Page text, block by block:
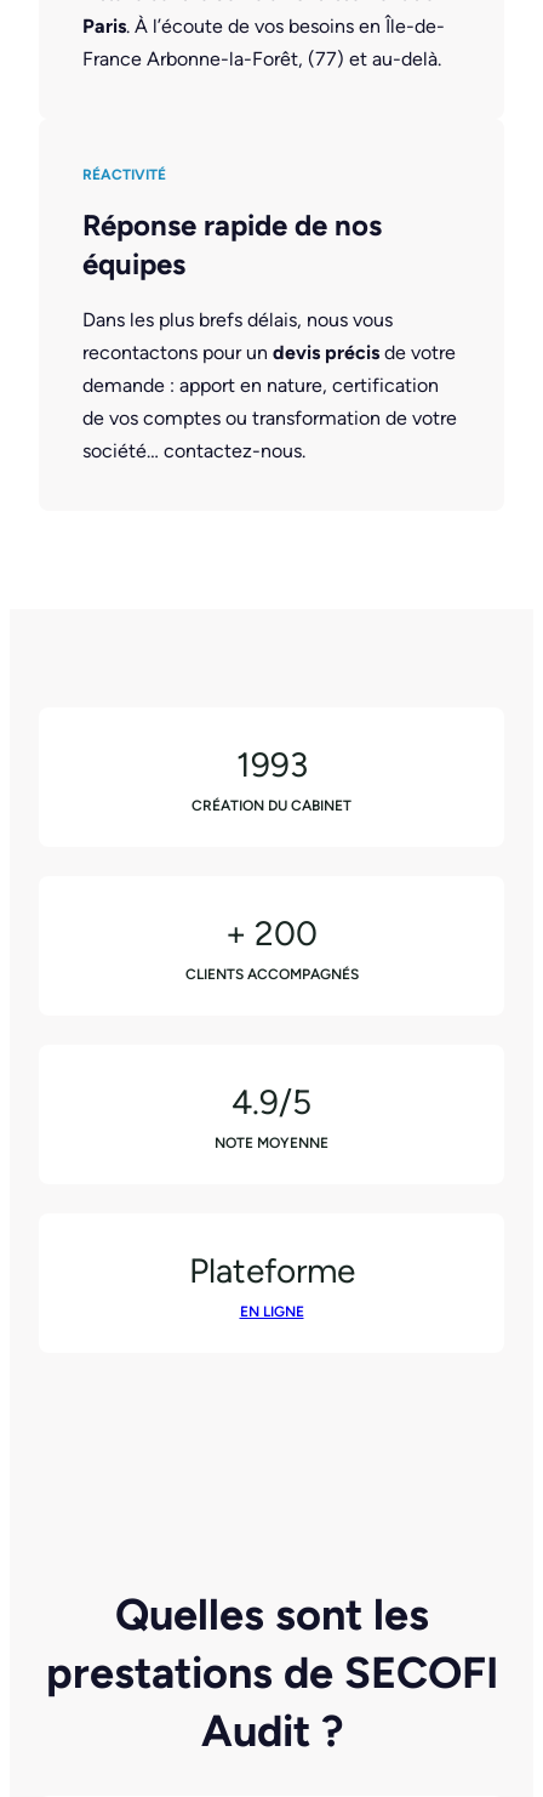
Paris. À l’écoute de vos besoins en Île-de-
France Arbonne-la-Forêt, (77) et au-delà.
RÉACTIVITÉ
Réponse rapide de nos
équipes
Dans les plus brefs délais, nous vous
recontactons pour un devis précis de votre
demande : apport en nature, certification
de vos comptes ou transformation de votre
société… contactez-nous.
1993
CRÉATION DU CABINET
+ 200
CLIENTS ACCOMPAGNÉS
4.9/5
NOTE MOYENNE
Plateforme
EN LIGNE
Quelles sont les
prestations de SECOFI
Audit ?